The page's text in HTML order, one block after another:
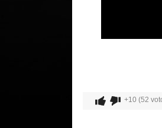
+10 (52